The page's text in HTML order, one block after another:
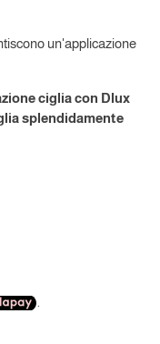
un'applicazione
ciglia con Dlux
splendidamente